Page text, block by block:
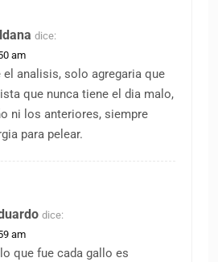
dice:
am
el analisis, solo agregaria que
que nunca tiene el dia malo,
ni los anteriores, siempre
para pelear.
dice:
am
que fue cada gallo es